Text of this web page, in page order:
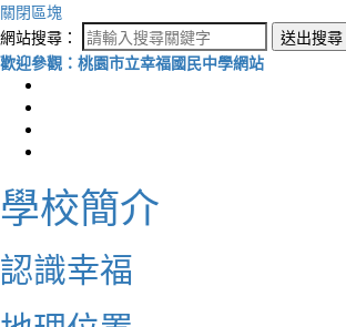
關閉區塊
網站搜尋：
送出搜尋
歡迎參觀：桃園市立幸福國民中學網站
學校簡介
認識幸福